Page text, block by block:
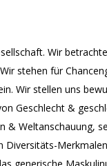
Wir
stehen für
Wir stellen uns
Geschlecht &
& Weltanschauung,